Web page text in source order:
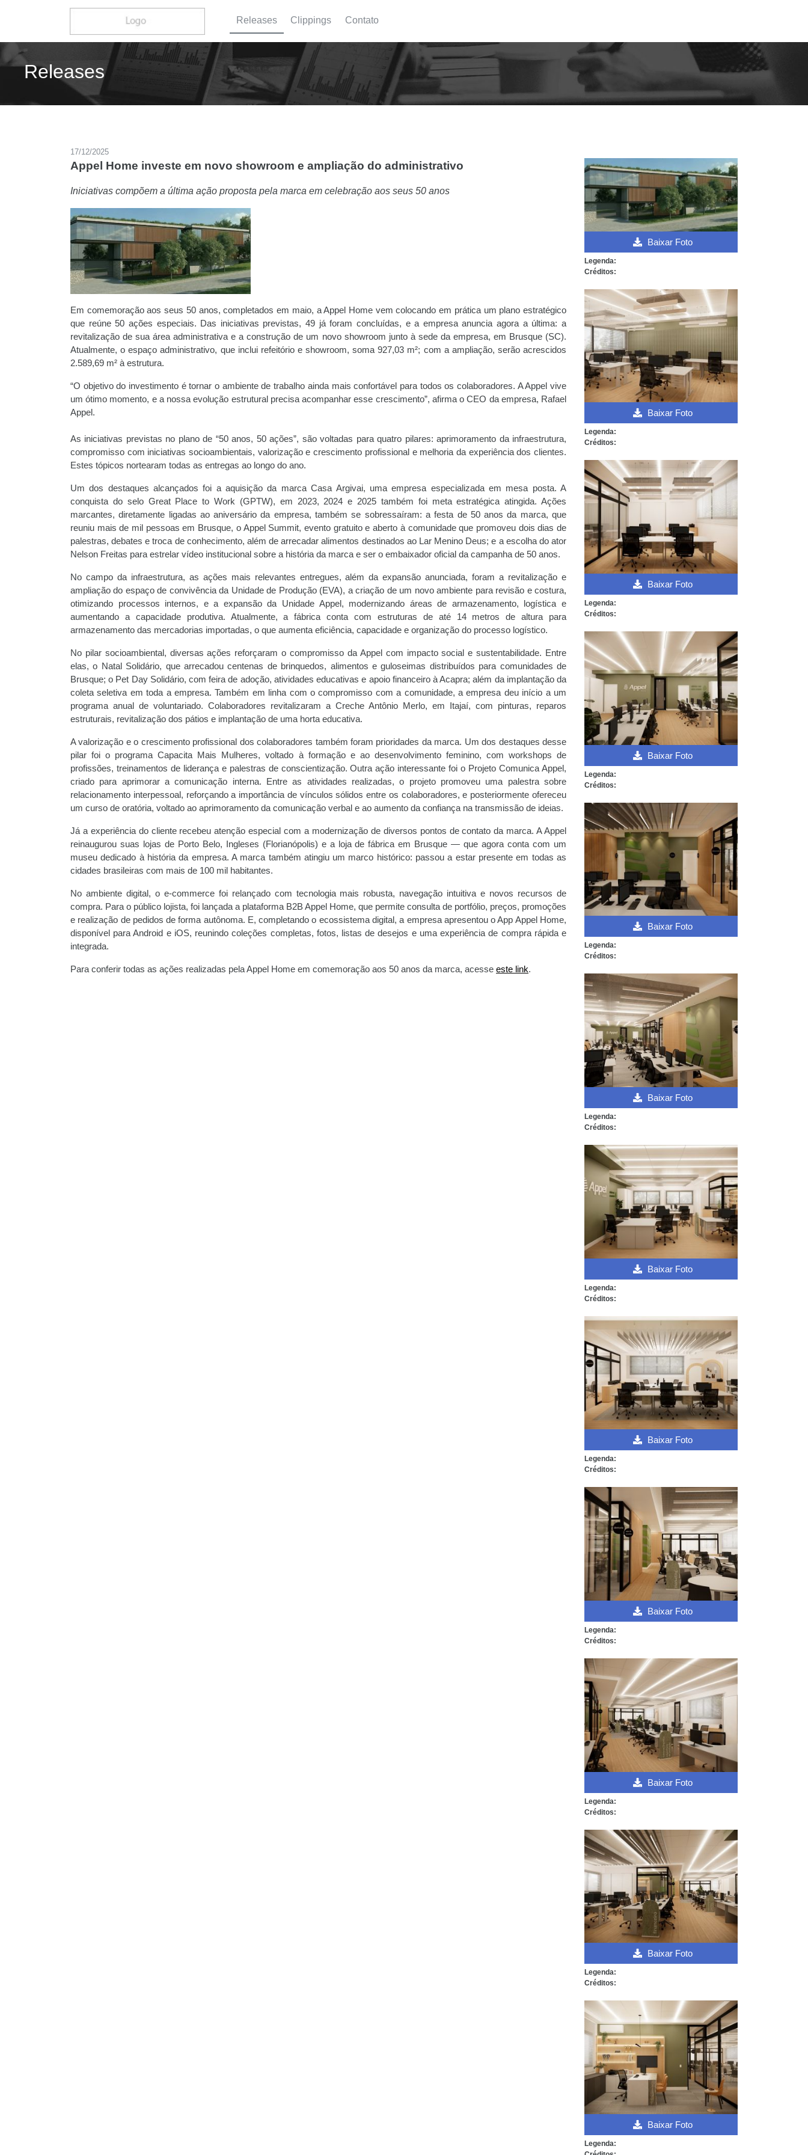
Releases Clippings Contato
Releases
17/12/2025
Appel Home investe em novo showroom e ampliação do administrativo
Iniciativas compõem a última ação proposta pela marca em celebração aos seus 50 anos
Em comemoração aos seus 50 anos, completados em maio, a Appel Home vem colocando em prática um plano estratégico
que reúne 50 ações especiais. Das iniciativas previstas, 49 já foram concluídas, e a empresa anuncia agora a última: a
revitalização de sua área administrativa e a construção de um novo showroom junto à sede da empresa, em Brusque (SC).
Atualmente, o espaço administrativo, que inclui refeitório e showroom, soma 927,03 m²; com a ampliação, serão acrescidos
2.589,69 m² à estrutura.
“O objetivo do investimento é tornar o ambiente de trabalho ainda mais confortável para todos os colaboradores. A Appel vive
um ótimo momento, e a nossa evolução estrutural precisa acompanhar esse crescimento”, afirma o CEO da empresa, Rafael
Appel.
As iniciativas previstas no plano de “50 anos, 50 ações”, são voltadas para quatro pilares: aprimoramento da infraestrutura,
compromisso com iniciativas socioambientais, valorização e crescimento profissional e melhoria da experiência dos clientes.
Estes tópicos nortearam todas as entregas ao longo do ano.
Um dos destaques alcançados foi a aquisição da marca Casa Argivai, uma empresa especializada em mesa posta. A
conquista do selo Great Place to Work (GPTW), em 2023, 2024 e 2025 também foi meta estratégica atingida. Ações
marcantes, diretamente ligadas ao aniversário da empresa, também se sobressaíram: a festa de 50 anos da marca, que
reuniu mais de mil pessoas em Brusque, o Appel Summit, evento gratuito e aberto à comunidade que promoveu dois dias de
palestras, debates e troca de conhecimento, além de arrecadar alimentos destinados ao Lar Menino Deus; e a escolha do ator
Nelson Freitas para estrelar vídeo institucional sobre a história da marca e ser o embaixador oficial da campanha de 50 anos.
No campo da infraestrutura, as ações mais relevantes entregues, além da expansão anunciada, foram a revitalização e
ampliação do espaço de convivência da Unidade de Produção (EVA), a criação de um novo ambiente para revisão e costura,
otimizando processos internos, e a expansão da Unidade Appel, modernizando áreas de armazenamento, logística e
aumentando a capacidade produtiva. Atualmente, a fábrica conta com estruturas de até 14 metros de altura para
armazenamento das mercadorias importadas, o que aumenta eficiência, capacidade e organização do processo logístico.
No pilar socioambiental, diversas ações reforçaram o compromisso da Appel com impacto social e sustentabilidade. Entre
elas, o Natal Solidário, que arrecadou centenas de brinquedos, alimentos e guloseimas distribuídos para comunidades de
Brusque; o Pet Day Solidário, com feira de adoção, atividades educativas e apoio financeiro à Acapra; além da implantação da
coleta seletiva em toda a empresa. Também em linha com o compromisso com a comunidade, a empresa deu início a um
programa anual de voluntariado. Colaboradores revitalizaram a Creche Antônio Merlo, em Itajaí, com pinturas, reparos
estruturais, revitalização dos pátios e implantação de uma horta educativa.
A valorização e o crescimento profissional dos colaboradores também foram prioridades da marca. Um dos destaques desse
pilar foi o programa Capacita Mais Mulheres, voltado à formação e ao desenvolvimento feminino, com workshops de
profissões, treinamentos de liderança e palestras de conscientização. Outra ação interessante foi o Projeto Comunica Appel,
criado para aprimorar a comunicação interna. Entre as atividades realizadas, o projeto promoveu uma palestra sobre
relacionamento interpessoal, reforçando a importância de vínculos sólidos entre os colaboradores, e posteriormente ofereceu
um curso de oratória, voltado ao aprimoramento da comunicação verbal e ao aumento da confiança na transmissão de ideias.
Já a experiência do cliente recebeu atenção especial com a modernização de diversos pontos de contato da marca. A Appel
reinaugurou suas lojas de Porto Belo, Ingleses (Florianópolis) e a loja de fábrica em Brusque — que agora conta com um
museu dedicado à história da empresa. A marca também atingiu um marco histórico: passou a estar presente em todas as
cidades brasileiras com mais de 100 mil habitantes.
No ambiente digital, o e-commerce foi relançado com tecnologia mais robusta, navegação intuitiva e novos recursos de
compra. Para o público lojista, foi lançada a plataforma B2B Appel Home, que permite consulta de portfólio, preços, promoções
e realização de pedidos de forma autônoma. E, completando o ecossistema digital, a empresa apresentou o App Appel Home,
disponível para Android e iOS, reunindo coleções completas, fotos, listas de desejos e uma experiência de compra rápida e
integrada.
Para conferir todas as ações realizadas pela Appel Home em comemoração aos 50 anos da marca, acesse este link.
Baixar Foto
Legenda:
Créditos:
Baixar Foto
Legenda:
Créditos:
Baixar Foto
Legenda:
Créditos:
Baixar Foto
Legenda:
Créditos:
Baixar Foto
Legenda:
Créditos:
Baixar Foto
Legenda:
Créditos:
Baixar Foto
Legenda:
Créditos:
Baixar Foto
Legenda:
Créditos:
Baixar Foto
Legenda:
Créditos:
Baixar Foto
Legenda:
Créditos:
Baixar Foto
Legenda:
Créditos:
Baixar Foto
Legenda: